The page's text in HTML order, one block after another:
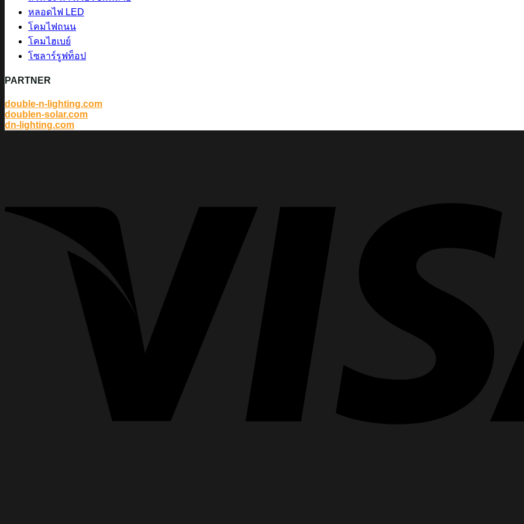
หลอดไฟ LED
โคมไฟถนน
โคมไฮเบย์
โซลาร์รูฟท็อป
PARTNER
double-n-lighting.com
doublen-solar.com
dn-lighting.com